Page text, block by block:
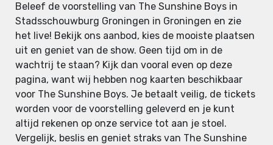
Beleef de voorstelling van The Sunshine Boys in
Stadsschouwburg Groningen in Groningen en zie
het live! Bekijk ons aanbod, kies de mooiste plaatsen
uit en geniet van de show. Geen tijd om in de
wachtrij te staan? Kijk dan vooral even op deze
pagina, want wij hebben nog kaarten beschikbaar
voor The Sunshine Boys. Je betaalt veilig, de tickets
worden voor de voorstelling geleverd en je kunt
altijd rekenen op onze service tot aan je stoel.
Vergelijk, beslis en geniet straks van The Sunshine